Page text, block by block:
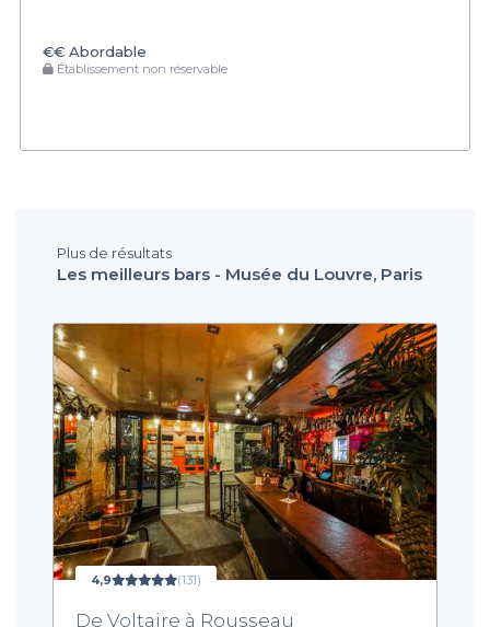
€€ Abordable
Établissement non réservable
Plus de résultats
Les meilleurs bars - Musée du Louvre, Paris
4,9 (131)
De Voltaire à Rousseau